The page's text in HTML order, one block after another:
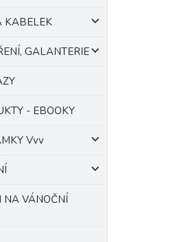
KABELEK
GALANTERIE
- EBOOKY
Vvv
NA VÁNOČNÍ